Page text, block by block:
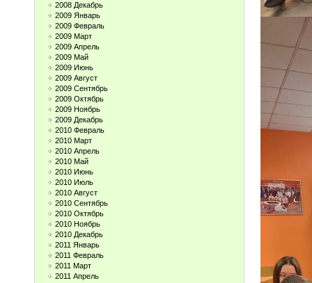
2008 Декабрь
2009 Январь
2009 Февраль
2009 Март
2009 Апрель
2009 Май
2009 Июнь
2009 Август
2009 Сентябрь
2009 Октябрь
2009 Ноябрь
2009 Декабрь
2010 Февраль
2010 Март
2010 Апрель
2010 Май
2010 Июнь
2010 Июль
2010 Август
2010 Сентябрь
2010 Октябрь
2010 Ноябрь
2010 Декабрь
2011 Январь
2011 Февраль
2011 Март
2011 Апрель